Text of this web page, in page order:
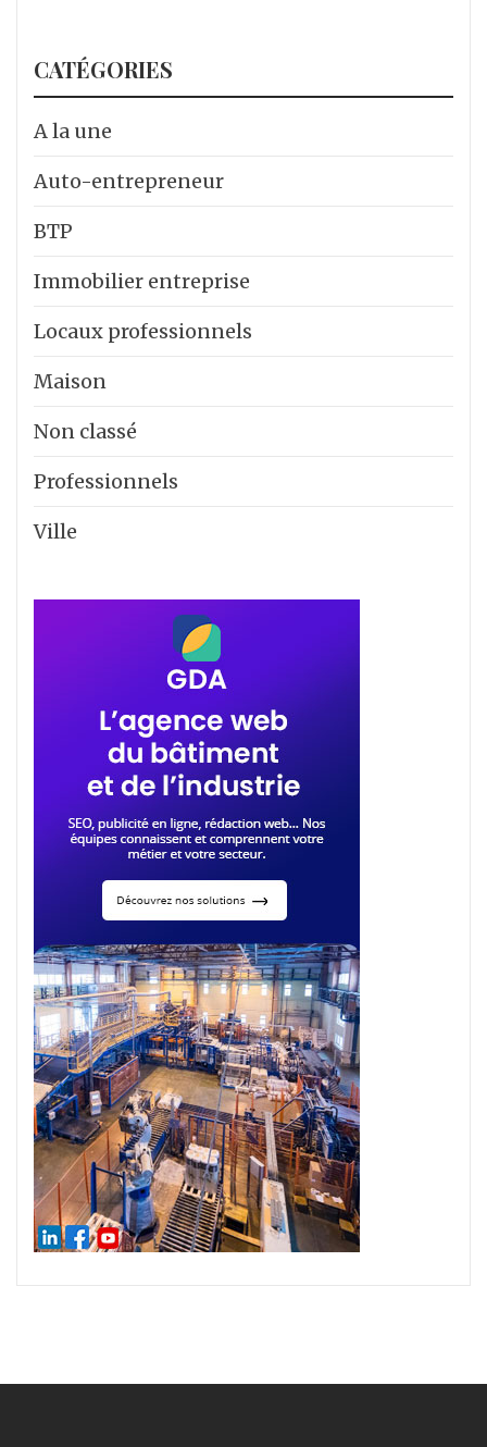
CATÉGORIES
A la une
Auto-entrepreneur
BTP
Immobilier entreprise
Locaux professionnels
Maison
Non classé
Professionnels
Ville